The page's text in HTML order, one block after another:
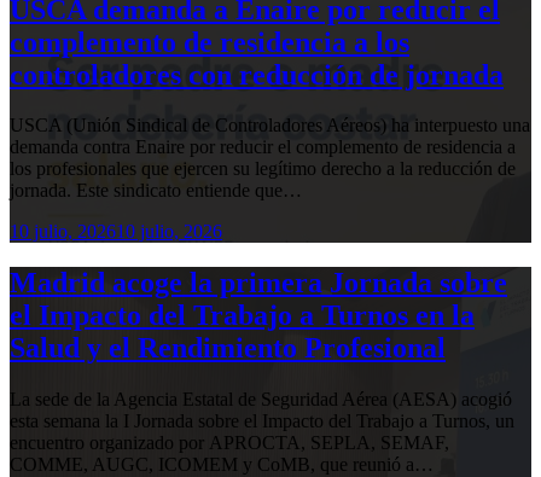
USCA demanda a Enaire por reducir el
complemento de residencia a los
controladores con reducción de jornada
USCA (Unión Sindical de Controladores Aéreos) ha interpuesto una
demanda contra Enaire por reducir el complemento de residencia a
los profesionales que ejercen su legítimo derecho a la reducción de
jornada. Este sindicato entiende que…
10 julio, 202610 julio, 2026
Madrid acoge la primera Jornada sobre
el Impacto del Trabajo a Turnos en la
Salud y el Rendimiento Profesional
La sede de la Agencia Estatal de Seguridad Aérea (AESA) acogió
esta semana la I Jornada sobre el Impacto del Trabajo a Turnos, un
encuentro organizado por APROCTA, SEPLA, SEMAF,
COMME, AUGC, ICOMEM y CoMB, que reunió a…